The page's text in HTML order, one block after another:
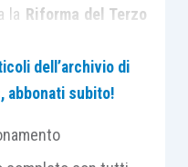
la Riforma del Terzo
di quanto previsto
dell’archivio di
abbonati subito!